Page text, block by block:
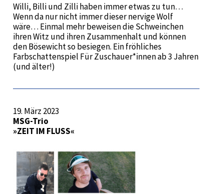
Willi, Billi und Zilli haben immer etwas zu tun…
Wenn da nur nicht immer dieser nervige Wolf
wäre… Einmal mehr beweisen die Schweinchen
ihren Witz und ihren Zusammenhalt und können
den Bösewicht so besiegen. Ein fröhliches
Farbschattenspiel Für Zuschauer*innen ab 3 Jahren
(und älter!)
19. März 2023
MSG-Trio
»ZEIT IM FLUSS«